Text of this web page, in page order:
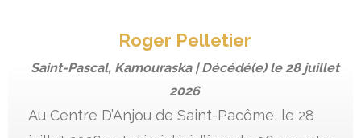
Roger Pelletier
Saint-Pascal, Kamouraska | Décédé(e) le28 juillet
2026
Au Centre D’Anjou de Saint-Pacôme, le 28